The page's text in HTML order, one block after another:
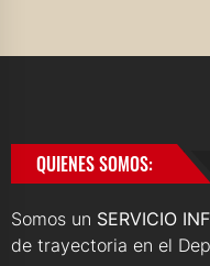
QUIENES SOMOS:
Somos un SERVICIO
de trayectoria en el